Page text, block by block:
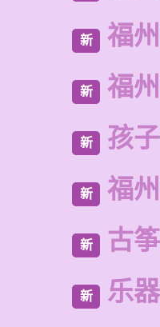
新 福
新 福
新 孩
新 福
新 古
新 乐